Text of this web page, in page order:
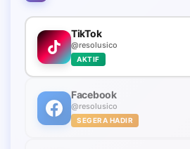
TikTok
@resolusico
AKTIF
Facebook
@resolusico
SEGERA HADIR